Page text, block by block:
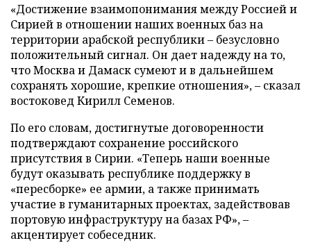
«Достижение взаимопонимания между Россией и
Сирией в отношении наших военных баз на
территории арабской республики – безусловно
положительный сигнал. Он дает надежду на то,
что Москва и Дамаск сумеют и в дальнейшем
сохранять хорошие, крепкие отношения», – сказал
востоковед Кирилл Семенов.
По его словам, достигнутые договоренности
подтверждают сохранение российского
присутствия в Сирии. «Теперь наши военные
будут оказывать республике поддержку в
«пересборке» ее армии, а также принимать
участие в гуманитарных проектах, задействовав
портовую инфраструктуру на базах РФ», –
акцентирует собеседник.